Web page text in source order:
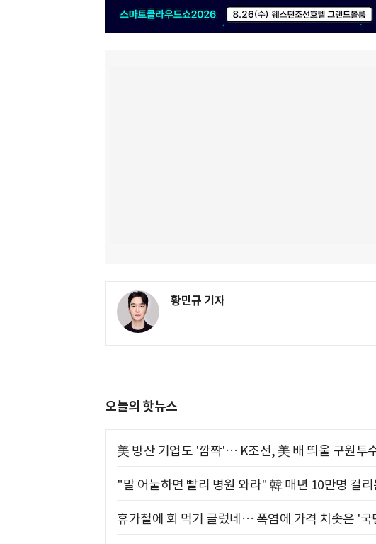
황민규 기자
오늘의 핫뉴스
美 방산 기업도 '깜짝'… K조선, 美 배 띄울 구원투
"말 어눌하면 빨리 병원 와라" 韓 매년 10만명 걸
휴가철에 회 먹기 글렀네… 폭염에 가격 치솟은 '국